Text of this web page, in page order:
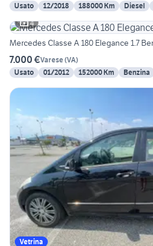
Usato
12/2018 188000 Km Diesel
4
Mercedes Classe A 180 Elegance 1.7
7.000 €Varese(VA)
Usato
01/2012 152000 Km Benzina
Vetrina